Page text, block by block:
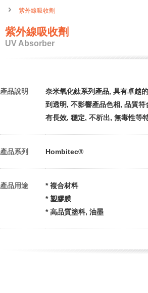
紫外線吸收劑
紫外線吸收劑
UV Absorber
產品說明
奈米氧化鈦系列產品, 具有卓越
到透明, 不影響產品色相, 品質
有長效, 穩定, 不析出, 無毒性等
產品系列 Hombitec®
產品用途
* 複合材料
* 塑膠膜
* 高品質塗料, 油墨